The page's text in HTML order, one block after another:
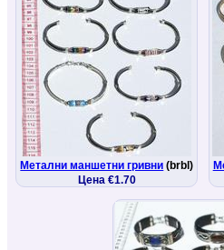
Метални маншетни гривни (brbl)
Цена €1.70